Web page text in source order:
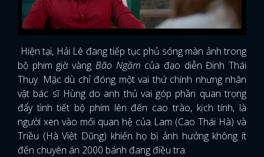
Hiện tại, Hải Lê đang tiếp tục phủ sóng màn ảnh trong
bộ phim giờ vàng Bão Ngầm của đạo diễn Đinh Thái
Thụy. Mặc dù chỉ đóng một vai thứ chính nhưng nhân
vật bác sĩ Hùng do anh thủ vai góp phần quan trọng
đẩy tình tiết bộ phim lên đến cao trào, kịch tính, là
người xen vào mối quan hệ của Lam (Cao Thái Hà) và
Triều (Hà Việt Dũng) khiến họ bị ảnh hưởng không ít
đến chuyên án 2000 bánh đang điều tra.